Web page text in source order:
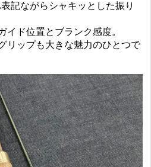
記ながらシャキッとした振り
イド位置とブランク感度。
リップも大きな魅力のひとつで